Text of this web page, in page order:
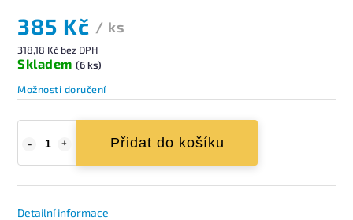
385 Kč / ks
318,18 Kč bez DPH
Skladem (6 ks)
Možnosti doručení
Přidat do košíku
Detailní informace